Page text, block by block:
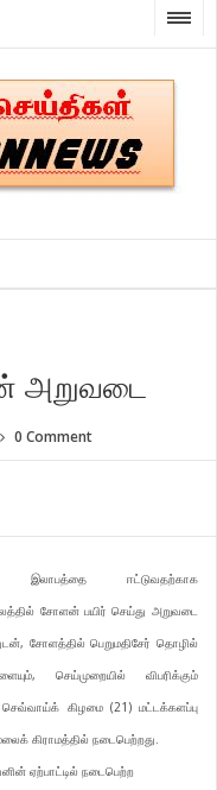
அறுவடை
0 Comment
இலாபத்தை ஈட்டுவதற்காக
சோளன் பயிர் செய்து அறுவடை
சோளத்தில் பெறுமதிசேர் தொழில்
செய்முறையில் விபரிக்கும்
செவ்வாய்க் கிழமை (21) மட்டக்களப்பு
கிராமத்தில் நடைபெற்றது.
ஏற்பாட்டில் நடைபெற்ற